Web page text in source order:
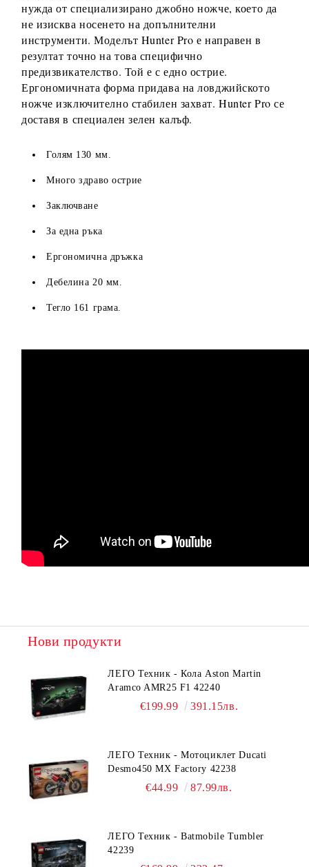
нужда от специализирано джобно ножче, което да
не изисква носенето на допълнителни
инструменти. Моделът Hunter Pro е направен в
резултат точно на това специфично
предизвикателство. Той е с едно острие.
Ергономичната форма придава на ловджийското
ножче изключително стабилен захват. Hunter Pro се
доставя в специален зелен калъф.
Голям 130 мм.
Много здраво острие
Заключване
За една ръка
Ергономична дръжка
Дебелина 20 мм.
Тегло 161 грама.
Нови продукти
ЛЕГО Техник - Кола Aston Martin
Aramco AMR25 F1 42240
€199.99 391.15лв.
ЛЕГО Техник - Мотоциклет Ducati
Desmo450 MX Factory 42238
€44.99 87.99лв.
ЛЕГО Техник - Batmobile Tumbler
42239